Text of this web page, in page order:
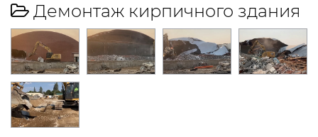
Демонтаж кирпичного здания